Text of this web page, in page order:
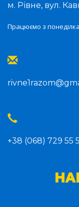
м. Рівне, вул.
Працюємо з
+38 (068) 729 55